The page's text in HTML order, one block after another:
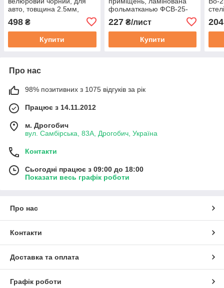
авто, товщина 2.5мм,
178х100см
498 ₴
Купити
фольматканью ФСВ-25-
товщина 25мм.
227₴/лист
Купити
204
Про нас
98% позитивних з 1075 відгуків за рік
Працює з 14.11.2012
м. Дрогобич
вул. Самбірська, 83А, Дрогобич, Україна
Контакти
Сьогодні працює з 09:00 до 18:00
Показати весь графік роботи
Про нас
Контакти
Доставка та оплата
Графік роботи